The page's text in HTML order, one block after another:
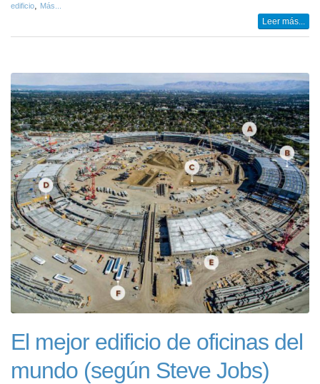
edificio Más...
Leer más...
El mejor edificio de oficinas del
mundo (según Steve Jobs)